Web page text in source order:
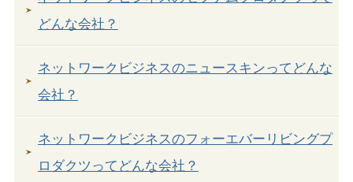
どんな会社？
ネットワークビジネスのニュースキンってどんな
会社？
ネットワークビジネスのフォーエバーリビングプ
ロダクツってどんな会社？